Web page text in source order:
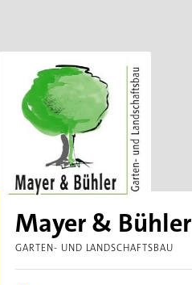
Mayer & Bühler
GARTEN- UND LANDSCHAFTSBAU